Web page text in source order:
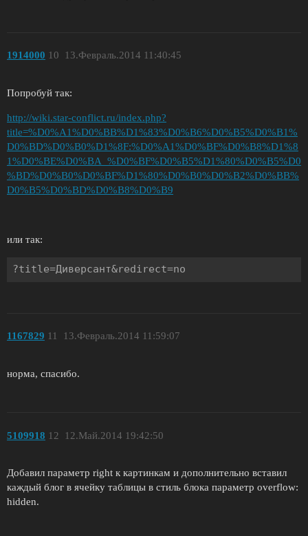
1914000 13.Февраль.2014 11:40:45
10
Попробуй так:
http://wiki.star-conflict.ru/index.php?
title=%D0%A1%D0%BB%D1%83%D0%B6%D0%B5%D0%B1%
D0%BD%D0%B0%D1%8F:%D0%A1%D0%BF%D0%B8%D1%8
1%D0%BE%D0%BA_%D0%BF%D0%B5%D1%80%D0%B5%D0
%BD%D0%B0%D0%BF%D1%80%D0%B0%D0%B2%D0%BB%
D0%B5%D0%BD%D0%B8%D0%B9
или так:
?title=Диверсант&redirect=no
1167829 13.Февраль.2014 11:59:07
11
норма, спасибо.
5109918 12.Май.2014 19:42:50
12
Добавил параметр right к картинкам и дополнительно вставил
каждый блог в ячейку таблицы в стиль блока параметр overflow:
hidden.